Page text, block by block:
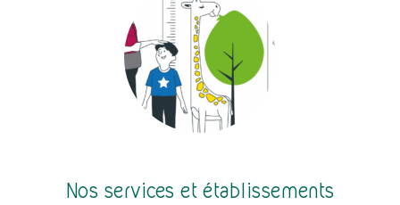
Nos services et établissements